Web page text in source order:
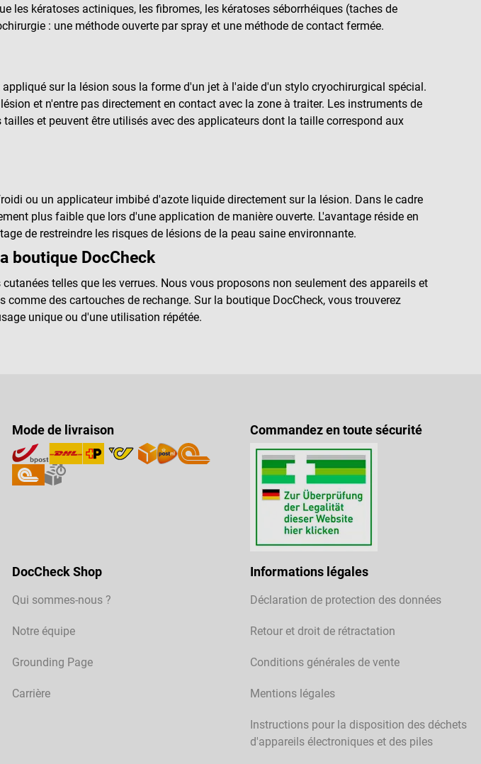
les kératoses actiniques, les fibromes, les kératoses séborrhéiques (taches de
: une méthode ouverte par spray et une méthode de contact fermée.
sur la lésion sous la forme d'un jet à l'aide d'un stylo cryochirurgical spécial.
et n'entre pas directement en contact avec la zone à traiter. Les instruments de
et peuvent être utilisés avec des applicateurs dont la taille correspond aux
ou un applicateur imbibé d'azote liquide directement sur la lésion. Dans le cadre
plus faible que lors d'une application de manière ouverte. L'avantage réside en
de restreindre les risques de lésions de la peau saine environnante.
boutique DocCheck
telles que les verrues. Nous vous proposons non seulement des appareils et
des cartouches de rechange. Sur la boutique DocCheck, vous trouverez
unique ou d'une utilisation répétée.
Mode de livraison Commandez en toute sécurité
DocCheck Shop
Qui sommes-nous ?
Notre équipe
Grounding Page
Carrière
Informations légales
Déclaration de protection des données
Retour et droit de rétractation
Conditions générales de vente
Mentions légales
Instructions pour la disposition des déchets
d'appareils électroniques et des piles